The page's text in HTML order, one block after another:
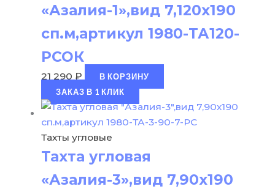
«Азалия-1»,вид 7,120х190
сп.м,артикул 1980-ТА120-
РСОК
21 290 ₽
В КОРЗИНУ
ЗАКАЗ В 1 КЛИК
Тахты угловые
Тахта угловая
«Азалия-3»,вид 7,90х190